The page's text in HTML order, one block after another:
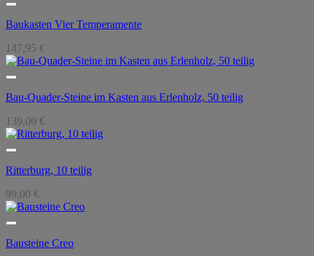
Baukasten Vier Temperamente
147,95 €
Bau-Quader-Steine im Kasten aus Erlenholz, 50 teilig
139,00 €
Ritterburg, 10 teilig
99,00 €
Bausteine Creo